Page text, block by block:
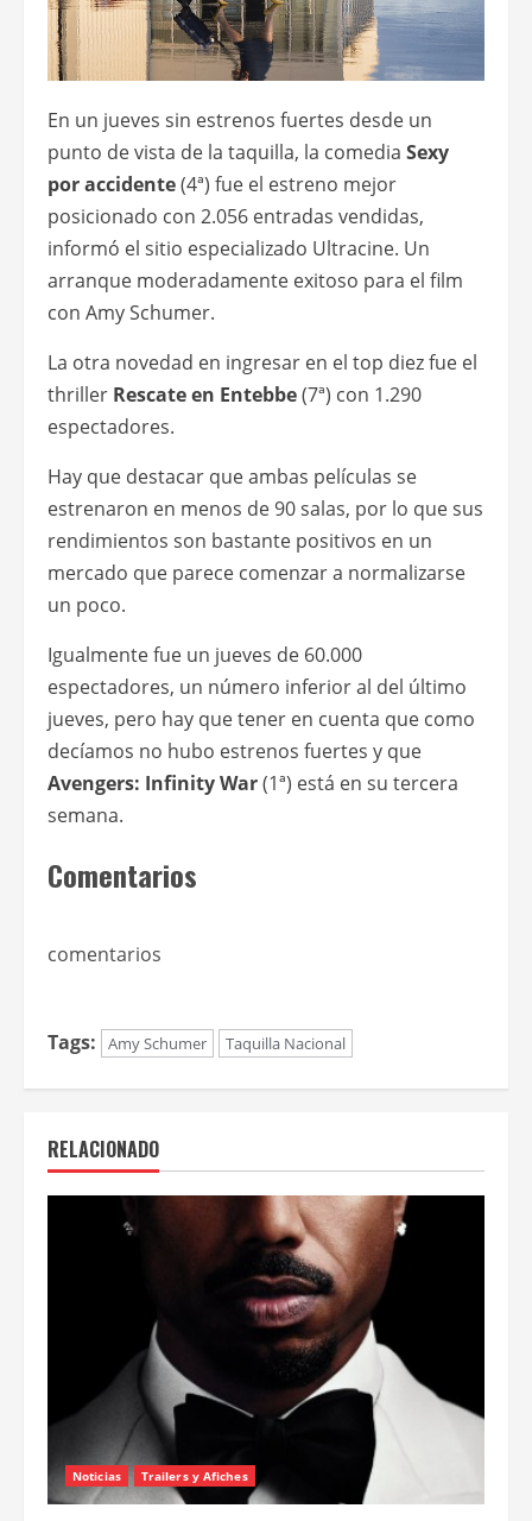
En un jueves sin estrenos fuertes desde un
punto de vista de la taquilla, la comedia Sexy
por accidente(4ª) fue el estreno mejor
posicionado con 2.056 entradas vendidas,
informó el sitio especializado Ultracine. Un
arranque moderadamente exitoso para el film
con Amy Schumer.
La otra novedad en ingresar en el top diez fue el
thriller Rescate en Entebbe(7ª) con 1.290
espectadores.
Hay que destacar que ambas películas se
estrenaron en menos de 90 salas, por lo que sus
rendimientos son bastante positivos en un
mercado que parece comenzar a normalizarse
un poco.
Igualmente fue un jueves de 60.000
espectadores, un número inferior al del último
jueves, pero hay que tener en cuenta que como
decíamos no hubo estrenos fuertes y que
Avengers: Infinity War(1ª) está en su tercera
semana.
Comentarios
comentarios
Tags: Amy Schumer Taquilla Nacional
RELACIONADO
Noticias Trailers y Afiches